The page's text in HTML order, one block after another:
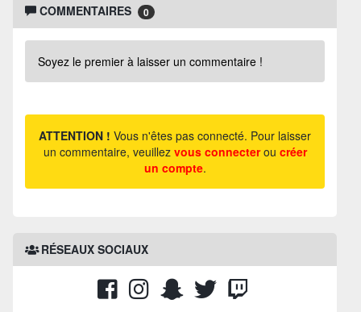
COMMENTAIRES 0
Soyez le premier à laisser un commentaire !
ATTENTION ! Vous n'êtes pas connecté. Pour laisser
un commentaire, veuillez vous connecterou créer
un compte.
RÉSEAUX SOCIAUX